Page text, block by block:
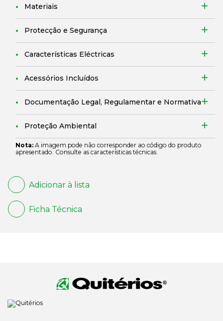
Materiais
Protecção e Segurança
Características Eléctricas
Acessórios Incluídos
Documentação Legal, Regulamentar e Normativa
Proteção Ambiental
Nota: A imagem pode não corresponder ao código do produto
apresentado. Consulte as características técnicas.
Adicionar à lista
Ficha Técnica